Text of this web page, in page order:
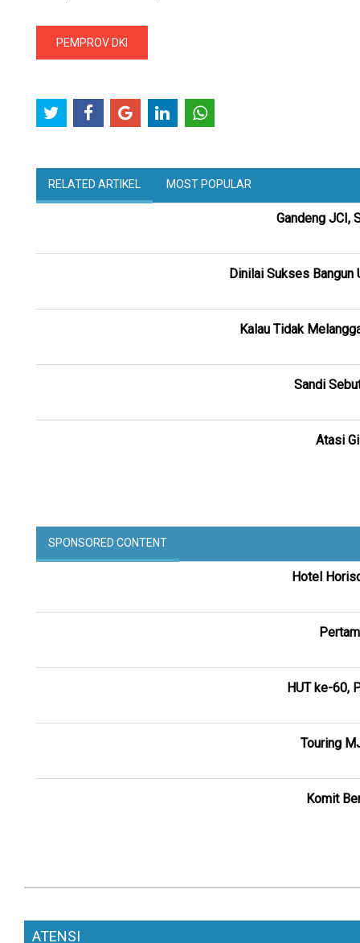
PEMPROV DKI
RELATED ARTIKEL MOST POPULAR
Gandeng JCI,
Dinilai Sukses Bangun
Kalau Tidak
Sandi
Atasi
SPONSORED CONTENT
Hotel
HUT ke-60,
Touring
Komit
ATENSI